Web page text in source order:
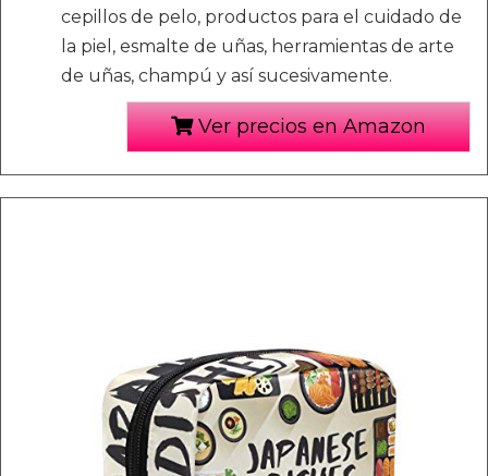
cepillos de pelo, productos para el cuidado de
la piel, esmalte de uñas, herramientas de arte
de uñas, champú y así sucesivamente.
Ver precios en Amazon